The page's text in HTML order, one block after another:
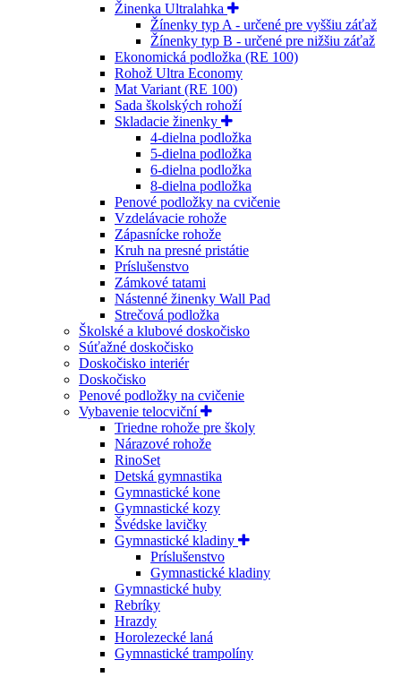
Žinenka Ultralahka
Žínenky typ A - určené pre vyššiu záťaž
Žínenky typ B - určené pre nižšiu záťaž
Ekonomická podložka (RE 100)
Rohož Ultra Economy
Mat Variant (RE 100)
Sada školských rohoží
Skladacie žinenky
4-dielna podložka
5-dielna podložka
6-dielna podložka
8-dielna podložka
Penové podložky na cvičenie
Vzdelávacie rohože
Zápasnícke rohože
Kruh na presné pristátie
Príslušenstvo
Zámkové tatami
Nástenné žinenky Wall Pad
Strečová podložka
Školské a klubové doskočisko
Súťažné doskočisko
Doskočisko interiér
Doskočisko
Penové podložky na cvičenie
Vybavenie telocviční
Triedne rohože pre školy
Nárazové rohože
RinoSet
Detská gymnastika
Gymnastické kone
Gymnastické kozy
Švédske lavičky
Gymnastické kladiny
Príslušenstvo
Gymnastické kladiny
Gymnastické huby
Rebríky
Hrazdy
Horolezecké laná
Gymnastické trampolíny